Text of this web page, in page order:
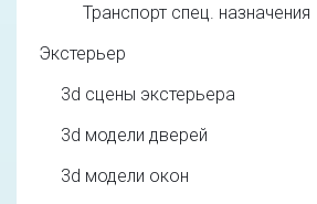
Транспорт спец. назначения
Экстерьер
3d cцены экстерьера
3d модели дверей
3d модели окон